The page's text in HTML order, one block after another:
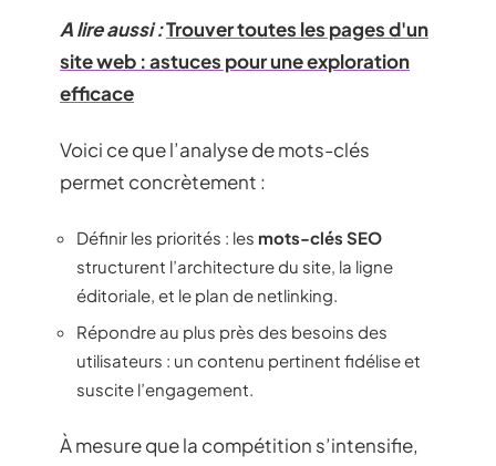
A lire aussi :Trouver toutes les pages d'un
site web : astuces pour une exploration
efficace
Voici ce que l’analyse de mots-clés
permet concrètement :
Définir les priorités : les mots-clés SEO
structurent l’architecture du site, la ligne
éditoriale, et le plan de netlinking.
Répondre au plus près des besoins des
utilisateurs : un contenu pertinent fidélise et
suscite l’engagement.
À mesure que la compétition s’intensifie,